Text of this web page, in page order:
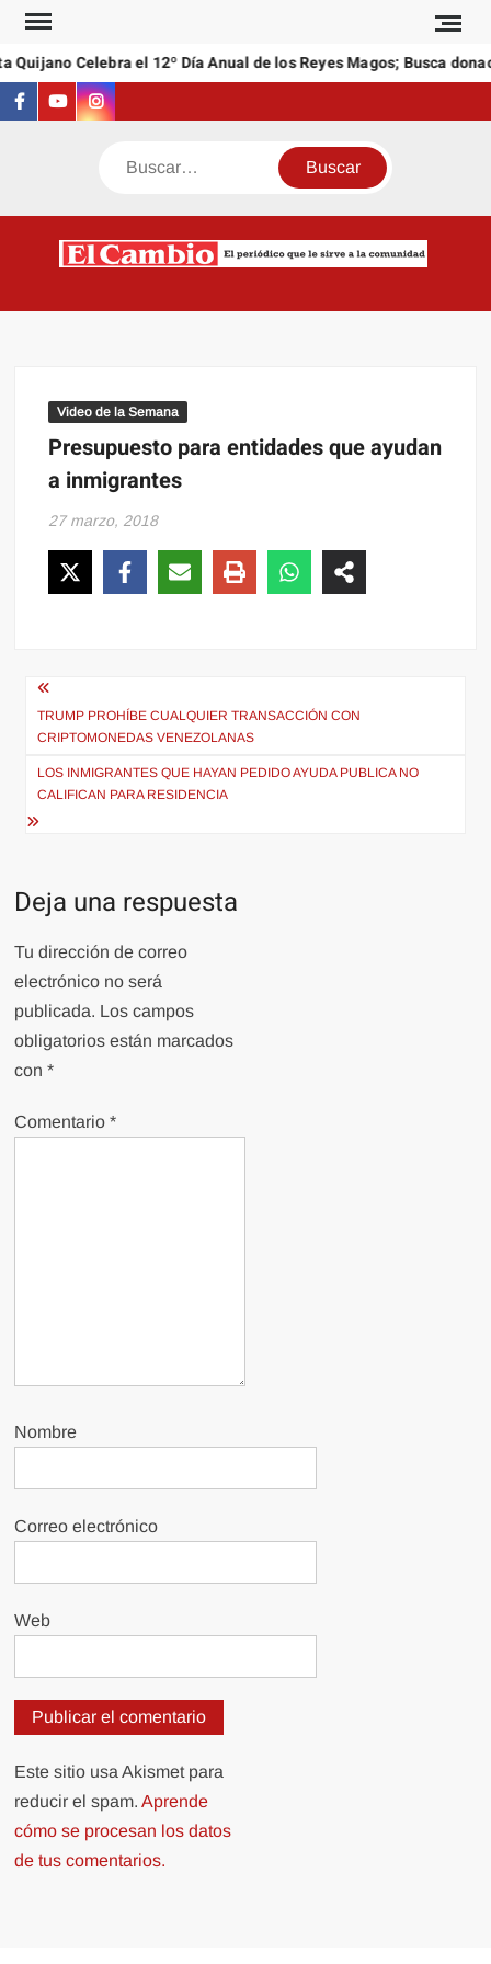
Saltar
contenido
Quijano Celebra el 12º Día Anual de los Reyes Magos; Busca
Facebook
YoutubeInstagram
Buscar
Video de la Semana
Presupuesto para entidades que ayudan
a inmigrantes
27 marzo, 2018
Navegación
de
entradas
TRUMP PROHÍBE CUALQUIER TRANSACCIÓN CON
CRIPTOMONEDAS VENEZOLANAS
LOS INMIGRANTES QUE HAYAN PEDIDO AYUDA PUBLICA NO
CALIFICAN PARA RESIDENCIA
Deja una respuesta
Tu dirección de correo
electrónico no será
publicada. Los campos
obligatorios están marcados
con*
Comentario*
Nombre
Correo electrónico
Web
Este sitio usa Akismet para
reducir el spam.Aprende
cómo se procesan los datos
de tus comentarios.